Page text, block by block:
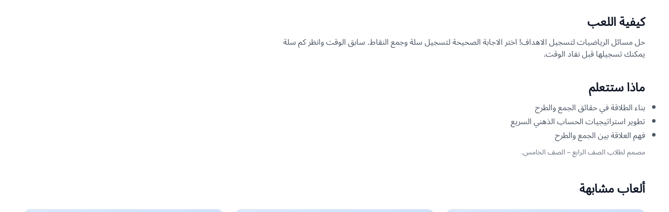
كيفية اللعب
حل مسائل الرياضيات لتسجيل الاهداف! اختر الاجابة الصحيحة لتسجيل سلة وجمع النقاط. سابق الوقت وانظر كم سلة
يمكنك تسجيلها قبل نفاد الوقت.
ماذا ستتعلم
بناء الطلاقة في حقائق الجمع والطرح
تطوير استراتيجيات الحساب الذهني السريع
فهم العلاقة بين الجمع والطرح
مصمم لطلاب الصف الرابع – الصف الخامس.
ألعاب مشابهة